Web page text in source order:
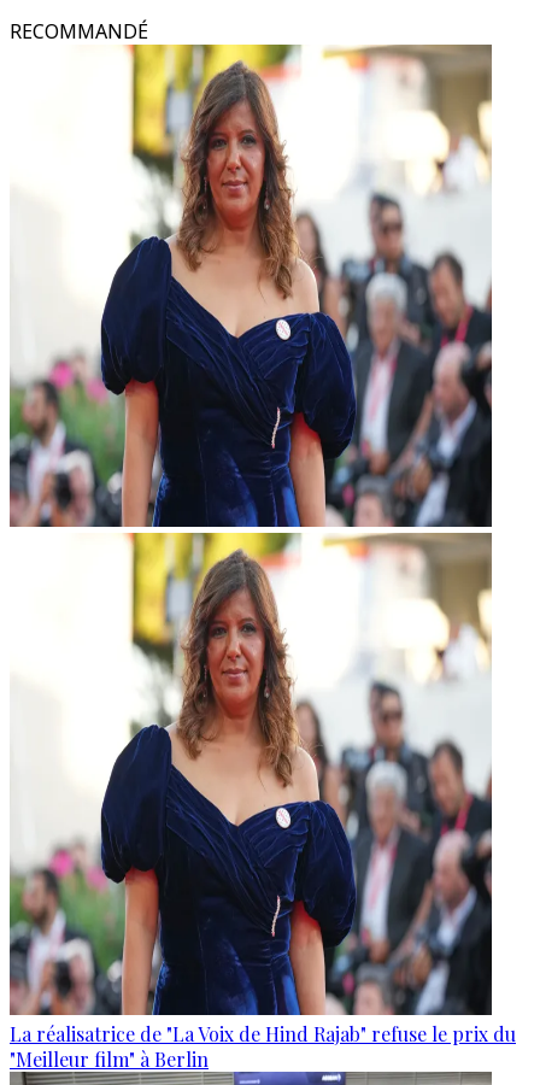
RECOMMANDÉ
La réalisatrice de "La Voix de Hind Rajab" refuse le prix du
"Meilleur film" à Berlin